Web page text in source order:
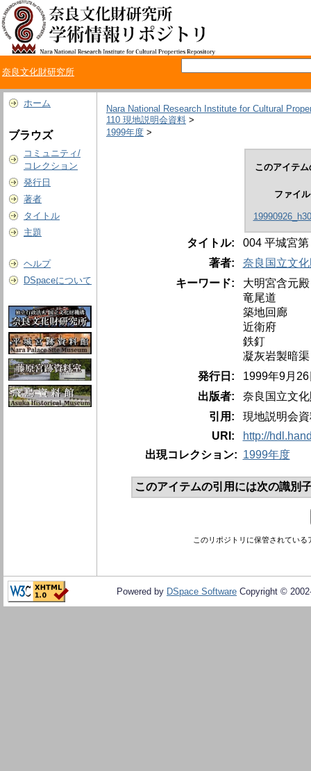
奈良文化財研究所
ホーム
ブラウズ
コミュニティ/
コレクション
発行日
著者
タイトル
主題
ヘルプ
DSpaceについて
Nara National Research Institute for Cultural
110 現地説明会資料 >
1999年度 >
このアイテ
ファイル
タイトル:
004 平城宮
著者:
奈良国立文
キーワード:
大明宮含元殿
竜尾道
築地回廊
近衛府
鉄釘
凝灰岩製暗渠
発行日:
1999年9月
出版者:
奈良国立文
引用:
現地説明会
URI:
http://
出現コレクション: 1999年度
このアイテムの引用には次の識別
このリポジトリに保管されてい
Powered by DSpace Software Copyright ©